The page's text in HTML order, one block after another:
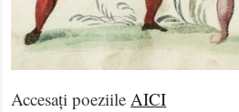
Accesați poeziileAICI